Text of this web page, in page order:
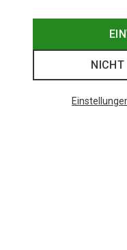
NICHT